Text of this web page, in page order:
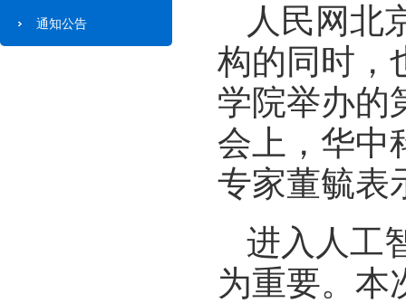
通知公告
人民网北
构的同时，
学院举办的
会上，华中
专家董毓表
进入人工
为重要。本